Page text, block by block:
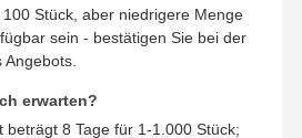
Stück, aber niedrigere Menge
sein - bestätigen Sie bei der
erwarten?
beträgt 8 Tage für 1-1.000 Stück;